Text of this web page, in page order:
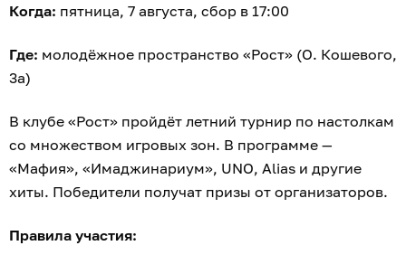
Когда: пятница, 7 августа, сбор в 17:00
Где: молодёжное пространство «Рост» (О. Кошевого,
3а)
В клубе «Рост» пройдёт летний турнир по настолкам
со множеством игровых зон. В программе —
«Мафия», «Имаджинариум», UNO, Alias и другие
хиты. Победители получат призы от организаторов.
Правила участия: